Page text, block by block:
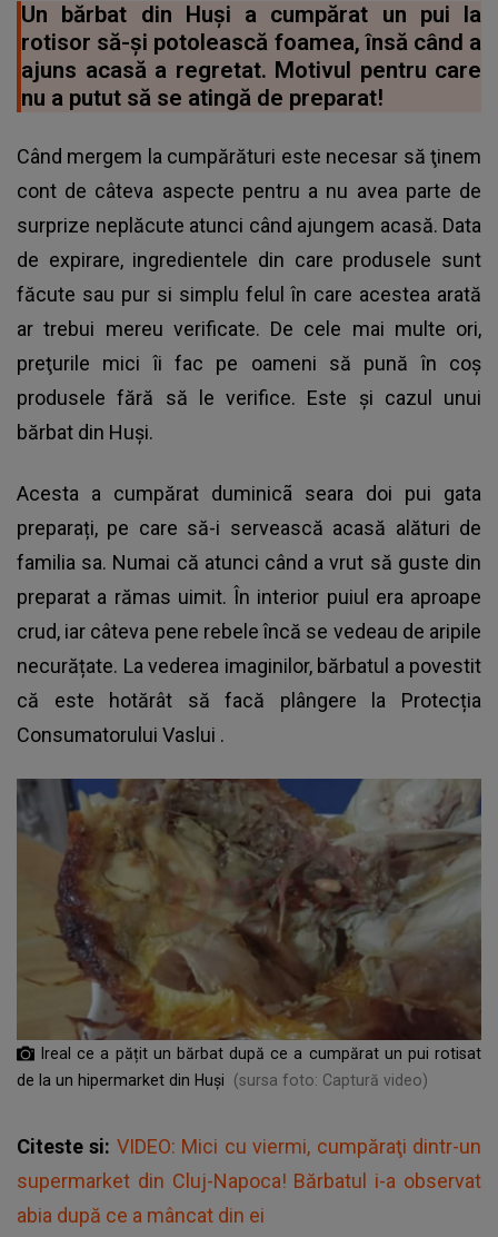
Un bărbat din Huși a cumpărat un pui la
rotisor să-şi potolească foamea, însă când a
ajuns acasă a regretat. Motivul pentru care
nu a putut să se atingă de preparat!
Când mergem la cumpărături este necesar să ţinem
cont de câteva aspecte pentru a nu avea parte de
surprize neplăcute atunci când ajungem acasă. Data
de expirare, ingredientele din care produsele sunt
făcute sau pur si simplu felul în care acestea arată
ar trebui mereu verificate. De cele mai multe ori,
preţurile mici îi fac pe oameni să pună în coş
produsele fără să le verifice. Este și cazul unui
bărbat din Huși.
Acesta a cumpărat duminicã seara doi pui gata
preparați, pe care să-i servească acasă alături de
familia sa. Numai că atunci când a vrut să guste din
preparat a rămas uimit. În interior puiul era aproape
crud, iar câteva pene rebele încă se vedeau de aripile
necurățate. La vederea imaginilor, bărbatul a povestit
că este hotărât să facă plângere la Protecția
Consumatorului Vaslui .
Ireal ce a pățit un bărbat după ce a cumpărat un pui rotisat
de la un hipermarket din Huși
(sursa foto: Captură video)
Citeste si: VIDEO: Mici cu viermi, cumpăraţi dintr-un
supermarket din Cluj-Napoca! Bărbatul i-a observat
abia după ce a mâncat din ei